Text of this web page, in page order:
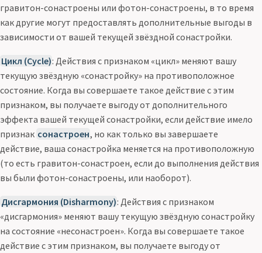
гравитон-сонастроены или фотон-сонастроены, в то время
как другие могут предоставлять дополнительные выгоды в
зависимости от вашей текущей звёздной сонастройки.
Цикл (Cycle): Действия с признаком «цикл» меняют вашу
текущую звёздную «сонастройку» на противоположное
состояние. Когда вы совершаете такое действие с этим
признаком, вы получаете выгоду от дополнительного
эффекта вашей текущей сонастройки, если действие имело
признак сонастроен, но как только вы завершаете
действие, ваша сонастройка меняется на противоположную
(то есть гравитон-сонастроен, если до выполнения действия
вы были фотон-сонастроены, или наоборот).
Дисгармония (Disharmony): Действия с признаком
«дисгармония» меняют вашу текущую звёздную сонастройку
на состояние «несонастроен». Когда вы совершаете такое
действие с этим признаком, вы получаете выгоду от